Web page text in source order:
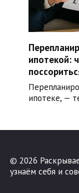
ипотекой:
ипотеке, —
© 2026
узнаём себя и